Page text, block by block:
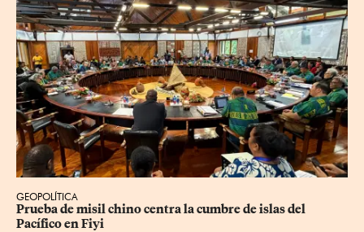
GEOPOLÍTICA
Prueba de misil chino centra la cumbre de islas del
Pacífico en Fiyi